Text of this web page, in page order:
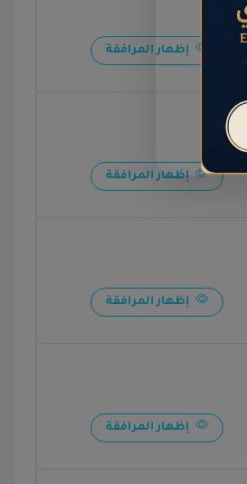
إظهار المرافقة
إظهار المرافقة
إظهار المرافقة
إظهار المرافقة